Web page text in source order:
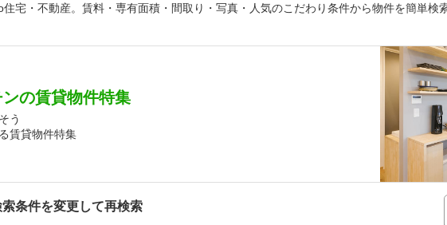
宅・不動産。賃料・専有面積・間取り・写真・人気のこだわり条件から物件を簡単検
の賃貸物件特集
う
賃貸物件特集
条件を変更して再検索